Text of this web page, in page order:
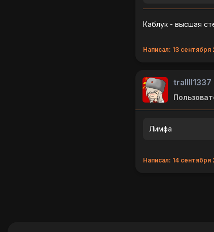
Каблук - высшая
Написал: 13 сентября
trallll1337
Лимфа
Написал: 14 сентября